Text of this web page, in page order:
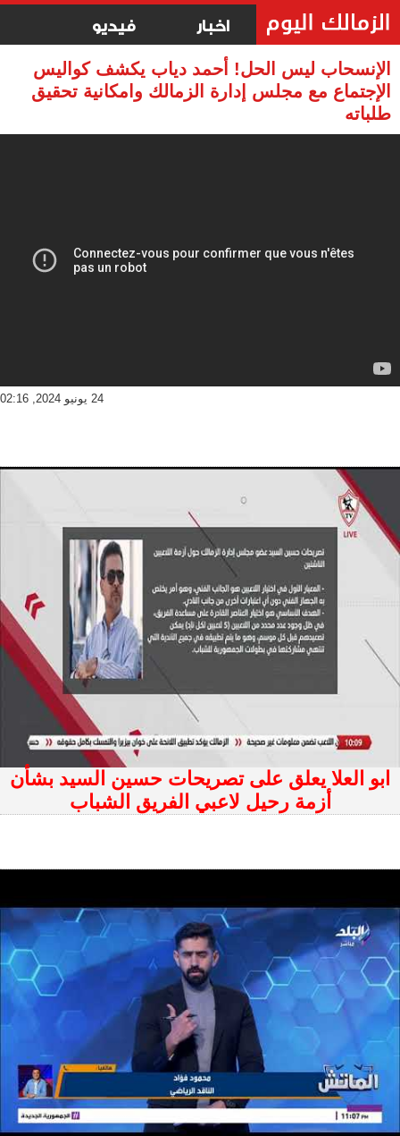
اخبار فيديو
الإنسحاب ليس الحل! أحمد دياب يكشف كواليس
الإجتماع مع مجلس إدارة الزمالك وامكانية تحقيق
طلباته
24 يونيو 2024, 02:16
ابو العلا يعلق على تصريحات حسين السيد بشأن
أزمة رحيل لاعبي الفريق الشباب